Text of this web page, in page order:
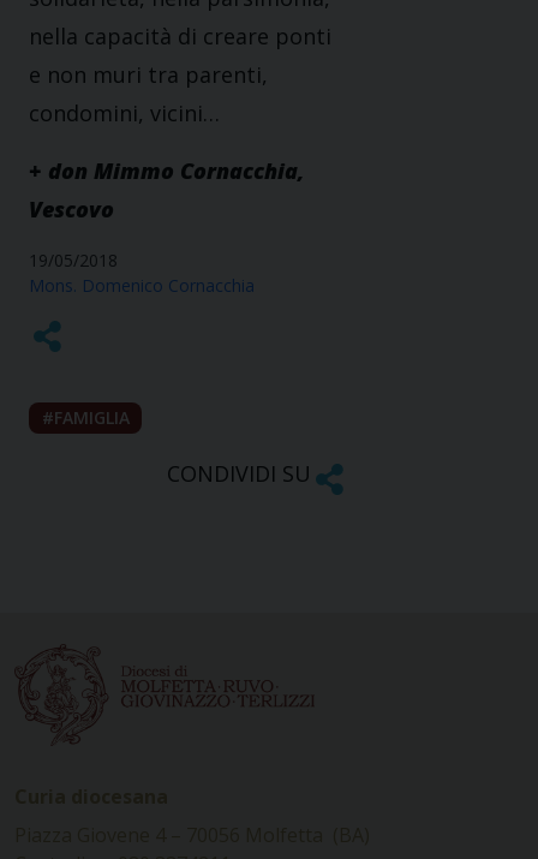
nella capacità di creare ponti
e non muri tra parenti,
condomini, vicini…
+ don Mimmo Cornacchia,
Vescovo
19/05/2018
Mons. Domenico Cornacchia
FAMIGLIA
CONDIVIDI SU